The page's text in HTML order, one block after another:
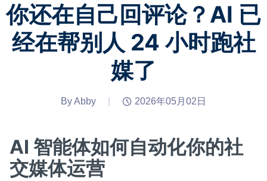
你还在自己回评论？AI 已
经在帮别人 24 小时跑社
媒了
By Abby 2026年05月02日
AI 智能体如何自动化你的社
交媒体运营